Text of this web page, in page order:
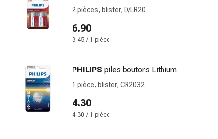
doigts
Pansements
Bandes
compression
Pansements
de
2 pièces, blister, D/LR20
6.90
3.45 / 1 pièce
PHILIPS piles boutons Lithium
1 pièce, blister, CR2032
4.30
4.30 / 1 pièce